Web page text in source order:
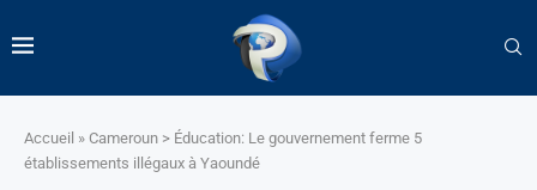
Accueil » Cameroun > Éducation: Le gouvernement ferme 5
établissements illégaux à Yaoundé